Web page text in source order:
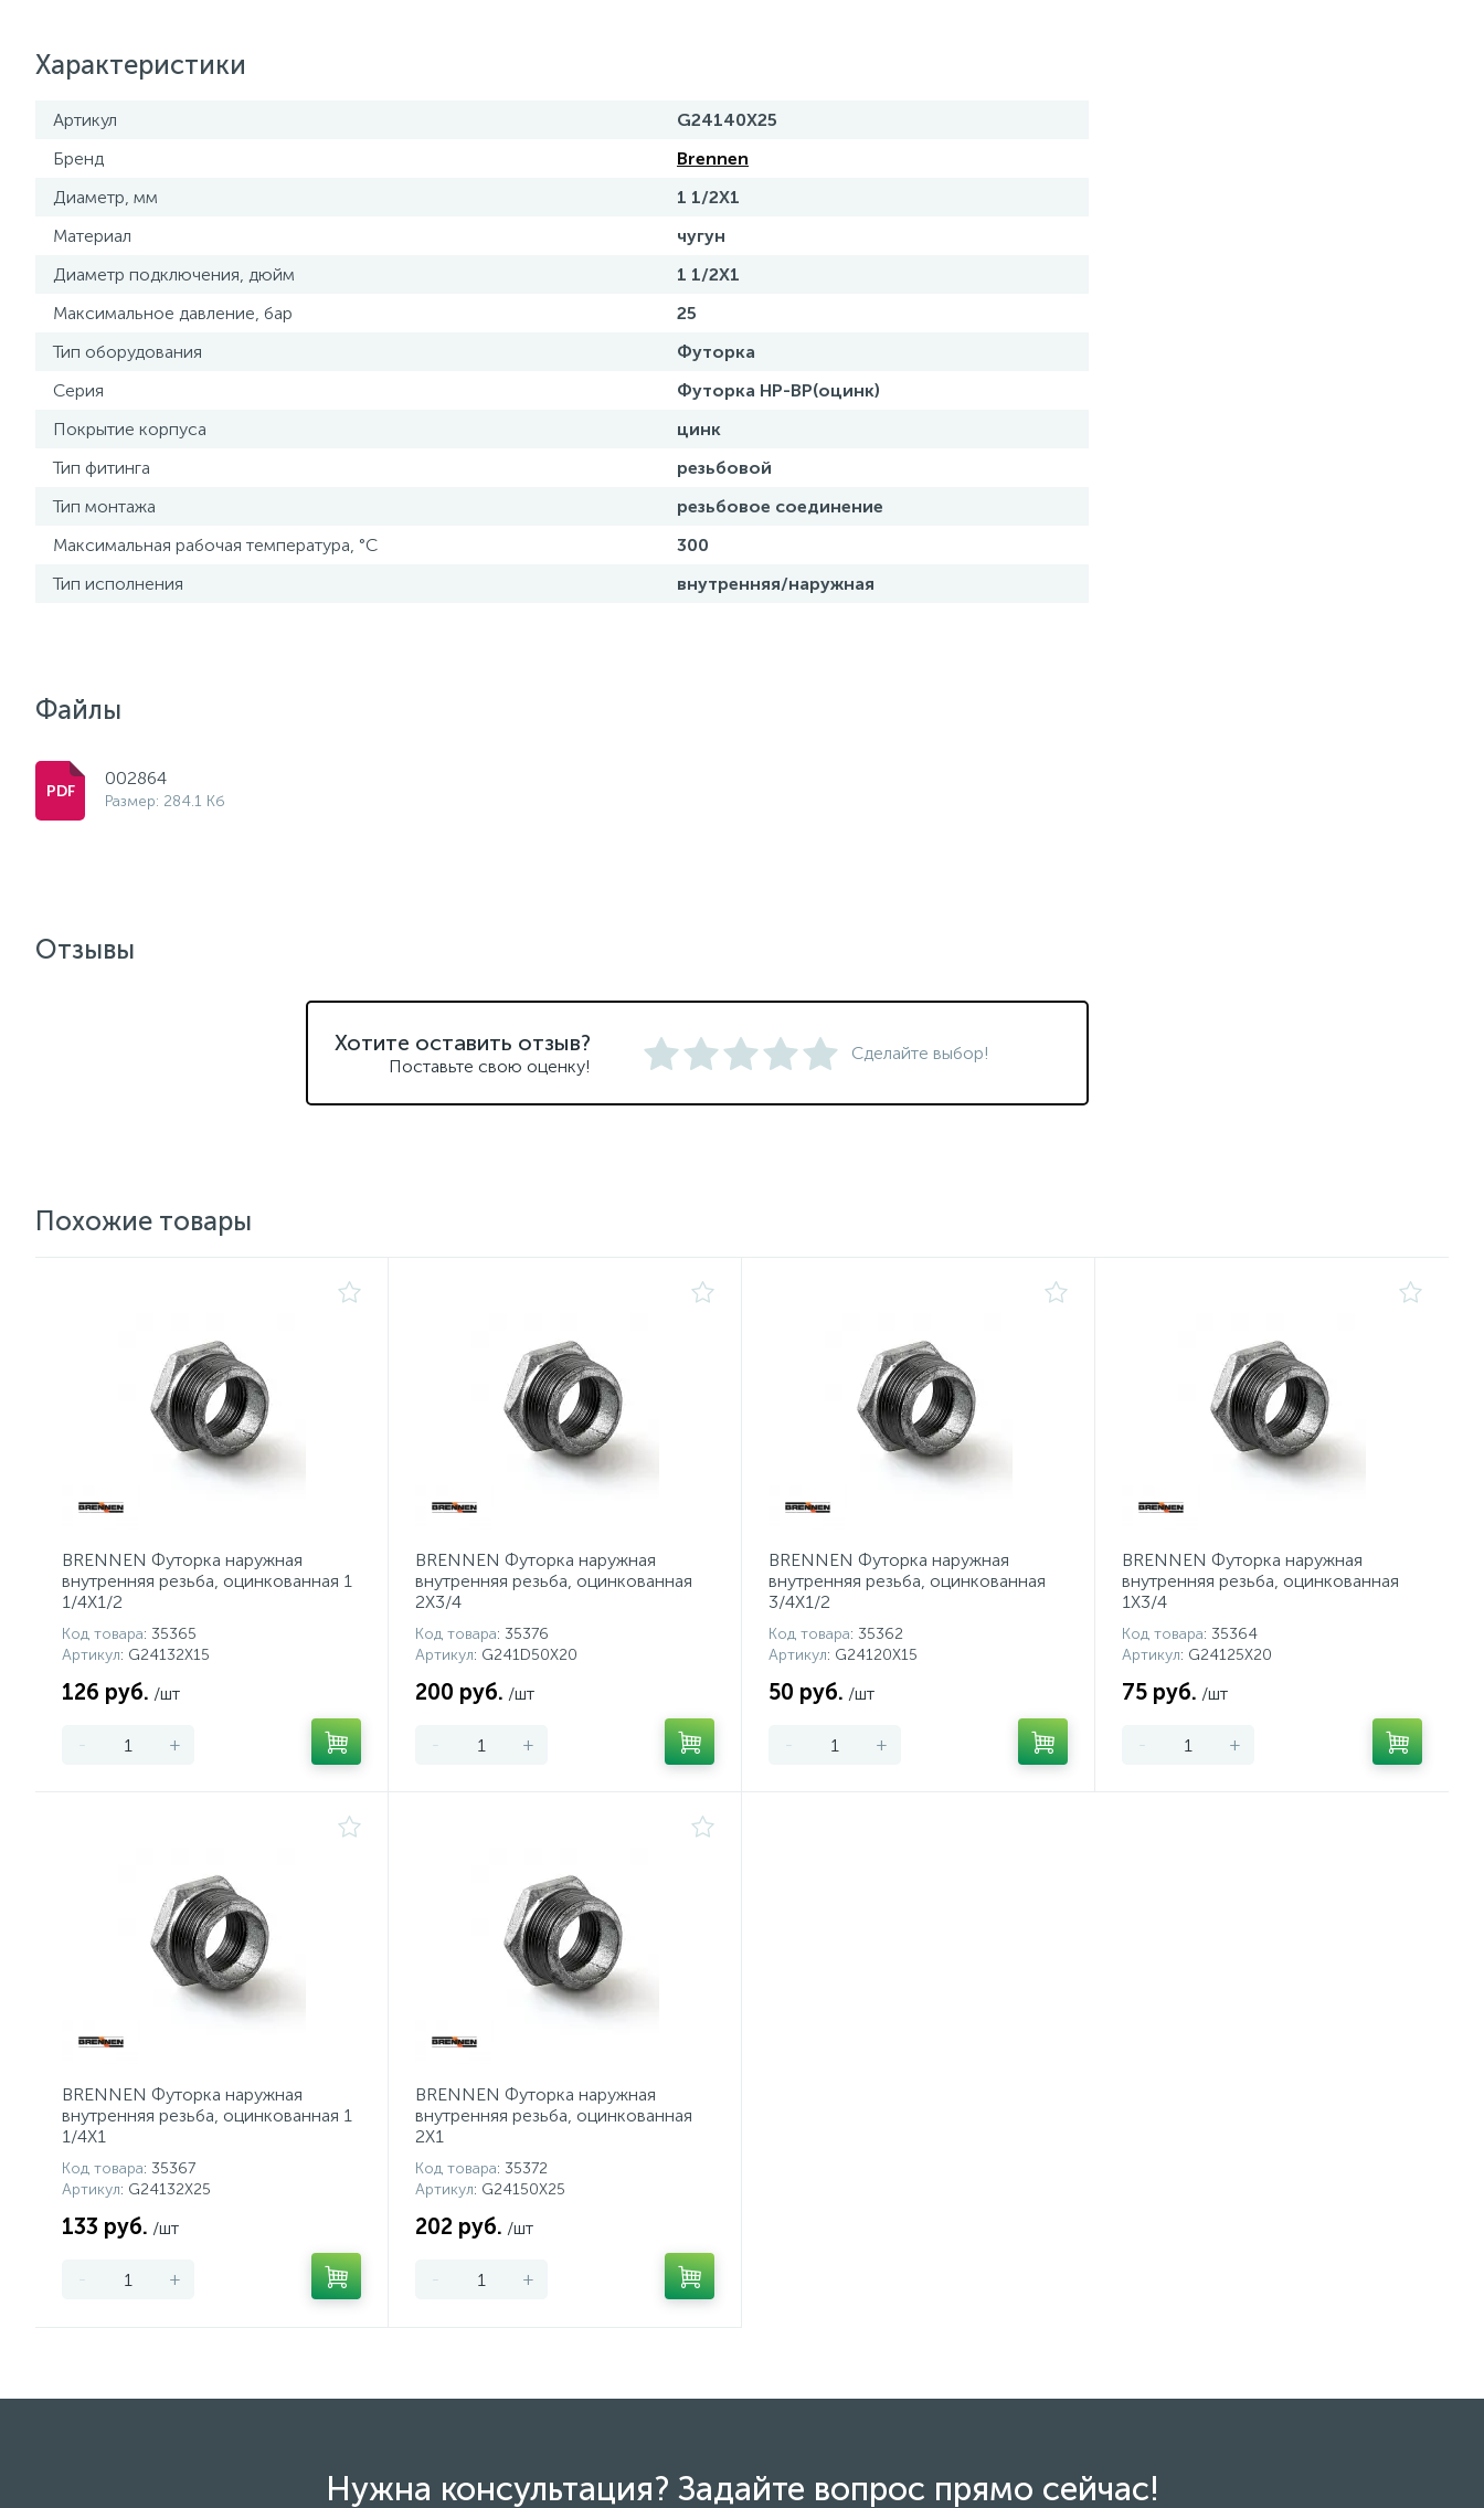
Характеристики
Артикул
G24140X25
Бренд
Brennen
Диаметр, мм
1 1/2X1
Материал
чугун
Диаметр подключения, дюйм
1 1/2X1
Максимальное давление, бар
25
Тип оборудования
Футорка
Серия
Футорка НР-ВР(оцинк)
Покрытие корпуса
цинк
Тип фитинга
резьбовой
Тип монтажа
резьбовое соединение
Максимальная рабочая температура, °С
300
Тип исполнения
внутренняя/наружная
Файлы
002864
Размер: 284.1 Кб
Отзывы
Хотите оставить отзыв?
Поставьте свою оценку!
Сделайте выбор!
Похожие товары
BRENNEN Футорка наружная
внутренняя резьба, оцинкованная 1
1/4X1/2
Код товара: 35365
Артикул: G24132X15
126 руб. /шт
- +
BRENNEN Футорка наружная
внутренняя резьба, оцинкованная
2X3/4
Код товара: 35376
Артикул: G241D50X20
200 руб. /шт
- +
BRENNEN Футорка наружная
внутренняя резьба, оцинкованная
3/4X1/2
Код товара: 35362
Артикул: G24120X15
50 руб. /шт
- +
BRENNEN Футорка наружная
внутренняя резьба, оцинкованная
1X3/4
Код товара: 35364
Артикул: G24125X20
75 руб. /шт
- +
BRENNEN Футорка наружная
внутренняя резьба, оцинкованная 1
1/4X1
Код товара: 35367
Артикул: G24132X25
133 руб. /шт
- +
BRENNEN Футорка наружная
внутренняя резьба, оцинкованная
2X1
Код товара: 35372
Артикул: G24150X25
202 руб. /шт
- +
Нужна консультация? Задайте вопрос прямо сейчас!